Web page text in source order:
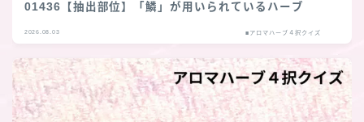
01436【抽出部位】「鱗」が用いられているハーブ
2026.08.03 ■アロマハーブ４択クイズ